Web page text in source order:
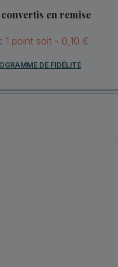
en remise
1 point soit - 0,10 €
DE FIDÉLITÉ